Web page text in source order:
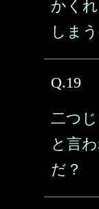
かく
しま
Q.19
二つ
と言
だ？